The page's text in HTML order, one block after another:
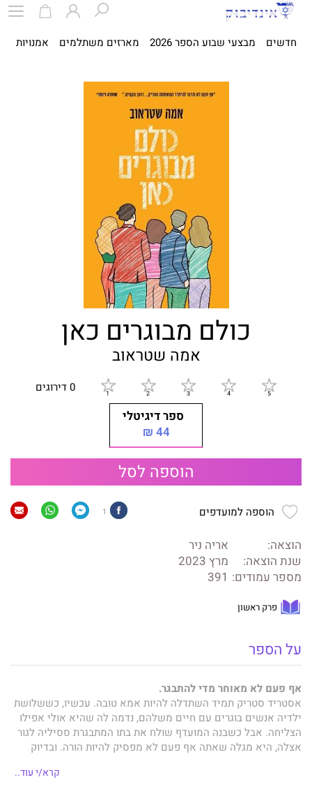
חדשים מבצעי שבוע הספר 2026 מארזים משתלמים אמנויות
כולם מבוגרים כאן
אמה שטראוב
0 דירוגים
ספר דיגיטלי
44 ₪
הוספה לסל
הוספה למועדפים 1
הוצאה:
אריה ניר
שנת הוצאה:
מרץ 2023
מספר עמודים: 391
פרק ראשון
על הספר
אף פעם לא מאוחר מדי להתבגר.
אסטריד סטריק תמיד השתדלה להיות אמא טובה. עכשיו, כששלושת
ילדיה אנשים בוגרים עם חיים משלהם, נדמה לה שהיא אולי אפילו
הצליחה. אבל כשבנה המועדף שולח את בתו המתבגרת ססיליה לגור
אצלה, היא מגלה שאתה אף פעם לא מפסיק להיות הורה. ובדיוק
בתה בת הארבעים מודיעה שהיא בהיריון, וטעות מהעבר חוזרת לרדוף
קרא/י עוד..